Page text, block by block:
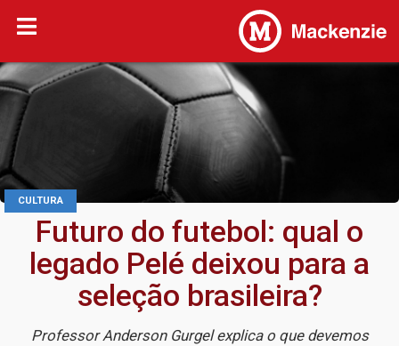
CULTURA
Futuro do futebol: qual o
legado Pelé deixou para a
seleção brasileira?
Professor Anderson Gurgel explica o que devemos